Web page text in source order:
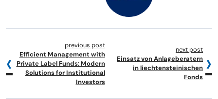
previous post
Efficient Management with
Private Label Funds: Modern
Solutions for Institutional
Investors
next post
Einsatz von Anlageberatern
in liechtensteinischen
Fonds